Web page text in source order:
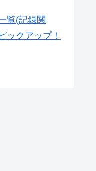
覧(記録関
クアップ！